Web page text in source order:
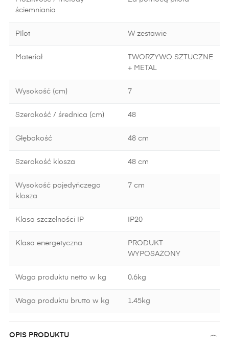
ściemniania
PIlot W zestawie
Materiał
TWORZYWO SZTUCZNE
+ METAL
Wysokość (cm) 7
Szerokość / średnica (cm) 48
Głębokość 48 cm
Szerokość klosza 48 cm
Wysokość pojedyńczego
klosza
7 cm
Klasa szczelności IP IP20
Klasa energetyczna
PRODUKT
WYPOSAŻONY
Waga produktu netto w kg 0.6kg
Waga produktu brutto w kg 1.45kg
OPIS PRODUKTU